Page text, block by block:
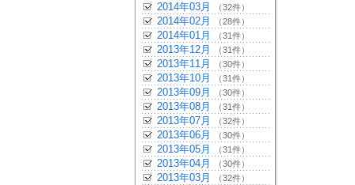
2014年03月 （32件）
2014年02月 （28件）
2014年01月 （31件）
2013年12月 （31件）
2013年11月 （30件）
2013年10月 （31件）
2013年09月 （30件）
2013年08月 （31件）
2013年07月 （32件）
2013年06月 （30件）
2013年05月 （31件）
2013年04月 （30件）
2013年03月 （32件）